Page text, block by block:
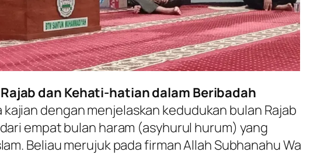
dan Kehati-hatian dalam Beribadah
dengan menjelaskan kedudukan bulan Rajab
empat bulan haram (asyhurul hurum) yang
Beliau merujuk pada firman Allah Subhanahu Wa